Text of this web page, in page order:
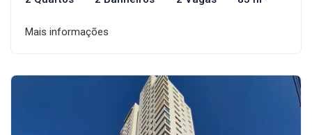
Mais informações